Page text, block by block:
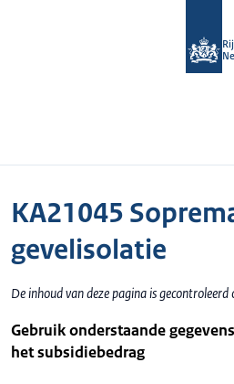
KA21045
gevelisolatie
De inhoud van deze pagina is
Gebruik onderstaande
het subsidiebedrag